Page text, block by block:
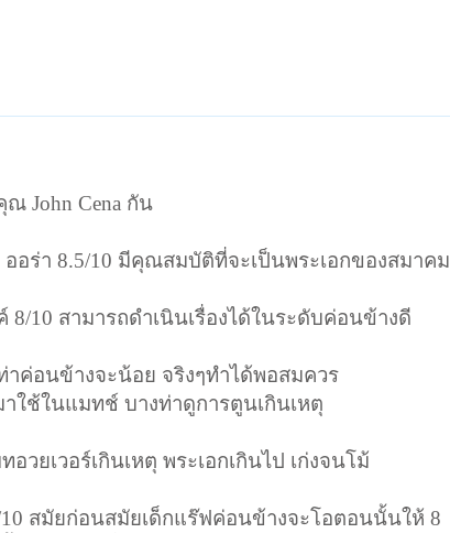
John Cena กัน
ออร่า 8.5/10 มีคุณสมบัติที่จะเป็นพระเอกของสมาคม
8/10 สามารถดำเนินเรื่องได้ในระดับค่อนข้างดี
าค่อนข้างจะน้อย จริงๆทำได้พอสมควร
าใช้ในแมทช์ บางท่าดูการตูนเกินเหตุ
วยเวอร์เกินเหตุ พระเอกเกินไป เก่งจนโม้
10 สมัยก่อนสมัยเด็กแร๊ฟค่อนข้างจะโอตอนนั้นให้ 8